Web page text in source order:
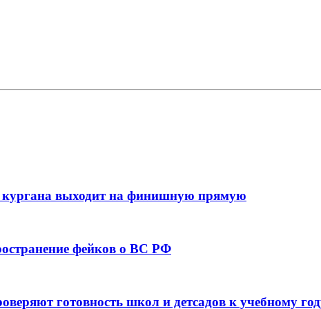
выходит на финишную прямую
фейков о ВС РФ
готовность школ и детсадов к учебному